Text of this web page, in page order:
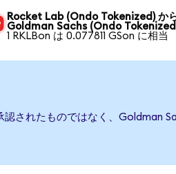
Rocket Lab (Ondo Tokenized) か
Goldman Sachs (Ondo
1 RKLBon は 0.077811 GSon に相当
されたものではなく、Goldman